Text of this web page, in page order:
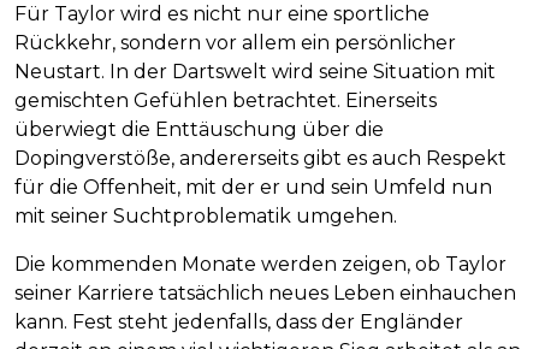
Für Taylor wird es nicht nur eine sportliche
Rückkehr, sondern vor allem ein persönlicher
Neustart. In der Dartswelt wird seine Situation mit
gemischten Gefühlen betrachtet. Einerseits
überwiegt die Enttäuschung über die
Dopingverstöße, andererseits gibt es auch Respekt
für die Offenheit, mit der er und sein Umfeld nun
mit seiner Suchtproblematik umgehen.
Die kommenden Monate werden zeigen, ob Taylor
seiner Karriere tatsächlich neues Leben einhauchen
kann. Fest steht jedenfalls, dass der Engländer